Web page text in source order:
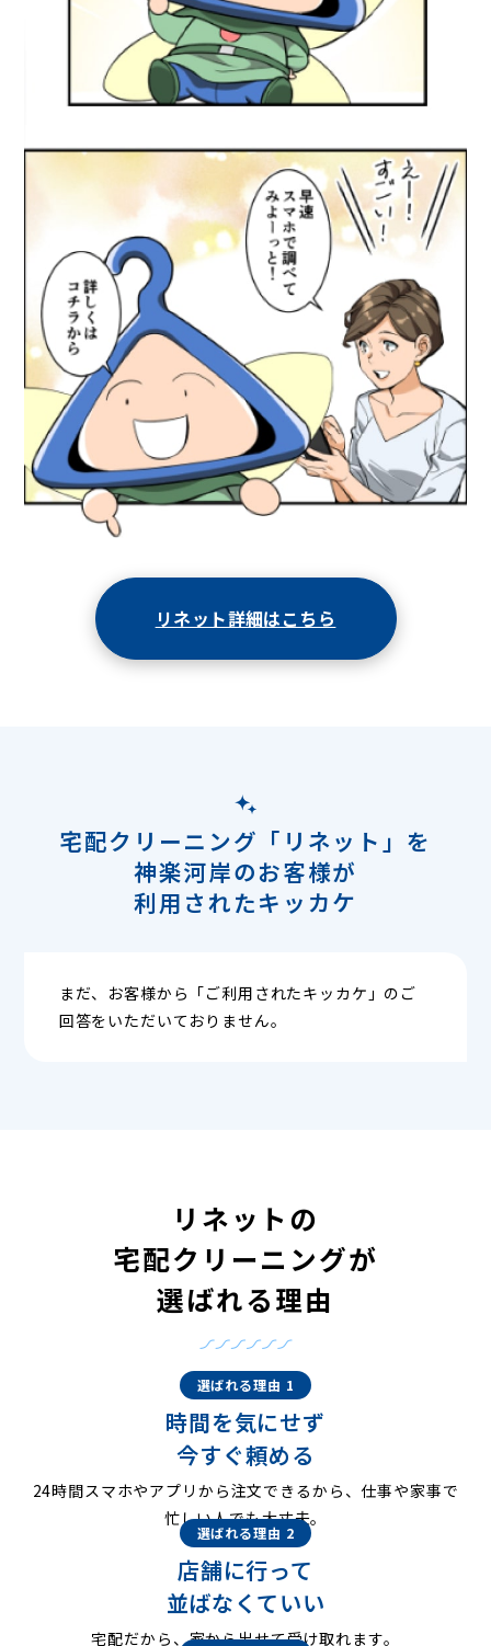
リネット詳細はこちら
宅配クリーニング「リネット」を
神楽河岸のお客様が
利用されたキッカケ
まだ、お客様から「ご利用されたキッカケ」のご
回答をいただいておりません。
リネットの
宅配クリーニングが
選ばれる理由
選ばれる理由 1
時間を気にせず
今すぐ頼める
24時間スマホやアプリから注文できるから、仕事や家事で
忙しい人でも大丈夫。
選ばれる理由 2
店舗に行って
並ばなくていい
宅配だから、家から出せて受け取れます。